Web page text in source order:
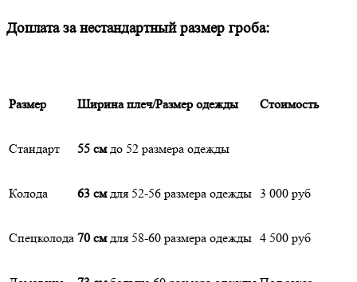
Доплата за нестандартный размер гроба:
Размер Ширина плеч/Размер одежды Стоимость
Стандарт 55 смдо 52 размера одежды
Колода 63 смдля 52-56 размера одежды 3 000 руб
Спецколода 70 смдля 58-60 размера одежды 4 500 руб